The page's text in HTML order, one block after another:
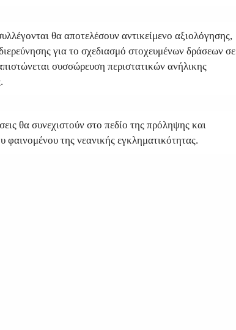
θα αποτελέσουν αντικείμενο αξιολόγησης,
για το σχεδιασμό στοχευμένων δράσεων σε
συσσώρευση περιστατικών ανήλικης
θα συνεχιστούν στο πεδίο της πρόληψης και
φαινομένου της νεανικής εγκληματικότητας.